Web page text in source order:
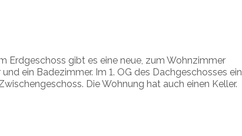
Erdgeschoss gibt es eine neue, zum Wohnzimmer
ein Badezimmer. Im 1. OG des Dachgeschosses ein
Die Wohnung hat auch einen Keller.